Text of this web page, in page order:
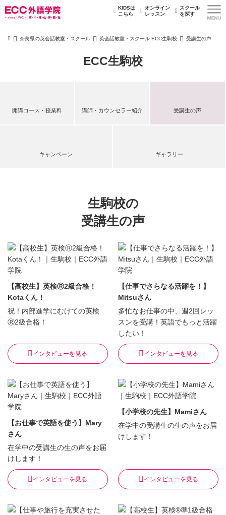
KIDSは
こちら
オンライン
レッスン
スクール
を探す
奈良県の英会話教室・スクール 英会話教室・スクール ECC生駒校 受講生の声
ECC生駒校
開講コース・授業料 講師・カウンセラー紹介 受講生の声
キャンペーン ギャラリー
生駒校の
受講生の声
【高校生】英検Ⓡ2級合格！
Kotaくん！
祝！内部進学にむけての英検
Ⓡ2級合格！
インタビューを見る
【仕事でさらなる活躍を！】
Mitsuさん
多忙なお仕事の中、週2回レッ
スンを受講！英語でもっと活躍
したい！
インタビューを見る
【お仕事で英語を使う】Mary
さん
在学中の受講生の生の声をお届
けします！
インタビューを見る
【小学校の先生】Mamiさん
在学中の受講生の生の声をお届
けします！
インタビューを見る